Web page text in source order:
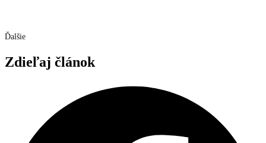
Ďalšie
Zdieľaj článok